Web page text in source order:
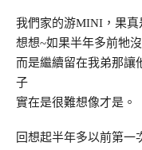
我們家的游MINI，果真
想想~如果半年多前牠
而是繼續留在我弟那讓
子
實在是很難想像才是。
回想起半年多以前第一